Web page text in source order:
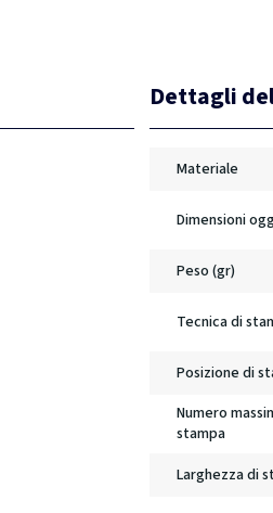
Dettagli
Materiale
Dimensioni
Peso (gr)
Tecnica di
Posizione di
Numero
stampa
Larghezza di